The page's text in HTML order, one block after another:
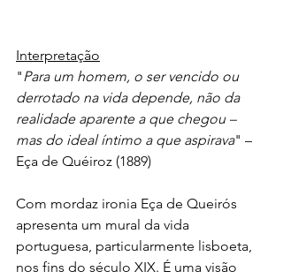
Interpretação
"Para um homem, o ser vencido ou
derrotado na vida depende, não da
realidade aparente a que chegou –
mas do ideal íntimo a que aspirava" –
Eça de Quéiroz (1889)
Com mordaz ironia Eça de Queirós
apresenta um mural da vida
portuguesa, particularmente lisboeta,
nos fins do século XIX. É uma visão